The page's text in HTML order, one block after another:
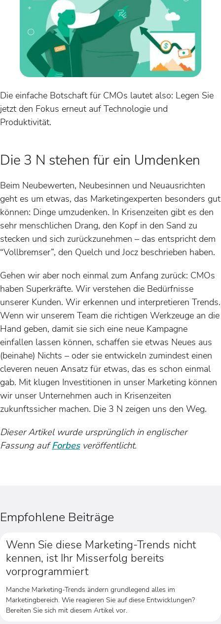
Die einfache Botschaft für CMOs lautet also: Legen Sie
jetzt den Fokus erneut auf Technologie und
Produktivität.
Die 3 N stehen für ein Umdenken
Beim Neubewerten, Neubesinnen und Neuausrichten
geht es um etwas, das Marketingexperten besonders gut
können: Dinge umzudenken. In Krisenzeiten gibt es den
sehr menschlichen Drang, den Kopf in den Sand zu
stecken und sich zurückzunehmen – das entspricht dem
“Vollbremser”, den Quelch und Jocz beschrieben haben.
Gehen wir aber noch einmal zum Anfang zurück: CMOs
haben Superkräfte. Wir verstehen die Bedürfnisse
unserer Kunden. Wir erkennen und interpretieren Trends.
Wenn wir unserem Team die richtigen Werkzeuge an die
Hand geben, damit sie sich eine neue Kampagne
einfallen lassen können, schaffen sie etwas Neues aus
(beinahe) Nichts – oder sie entwickeln zumindest einen
cleveren neuen Ansatz für etwas, das es schon einmal
gab. Mit klugen Investitionen in unser Marketing können
wir unser Unternehmen auch in Krisenzeiten
zukunftssicher machen. Die 3 N zeigen uns den Weg.
Dieser Artikel wurde ursprünglich in englischer
Fassung aufForbesveröffentlicht.
Empfohlene Beiträge
Wenn Sie diese Marketing-Trends nicht
kennen, ist Ihr Misserfolg bereits
vorprogrammiert
Manche Marketing-Trends ändern grundlegend alles im
Marketingbereich. Wie reagieren Sie auf diese Entwicklungen?
Bereiten Sie sich mit diesem Artikel vor.